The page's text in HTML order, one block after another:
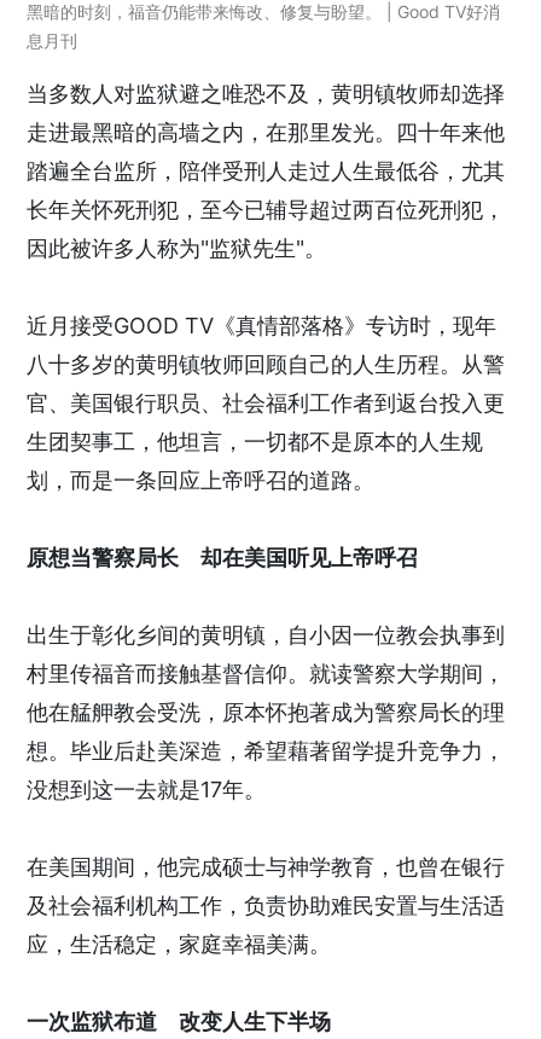
黑暗的时刻，福音仍能带来悔改、修复与盼望。 | Good TV好消
息月刊
当多数人对监狱避之唯恐不及，黄明镇牧师却选择
走进最黑暗的高墙之内，在那里发光。四十年来他
踏遍全台监所，陪伴受刑人走过人生最低谷，尤其
长年关怀死刑犯，至今已辅导超过两百位死刑犯，
因此被许多人称为"监狱先生"。
近月接受GOOD TV《真情部落格》专访时，现年
八十多岁的黄明镇牧师回顾自己的人生历程。从警
官、美国银行职员、社会福利工作者到返台投入更
生团契事工，他坦言，一切都不是原本的人生规
划，而是一条回应上帝呼召的道路。
原想当警察局长 却在美国听见上帝呼召
出生于彰化乡间的黄明镇，自小因一位教会执事到
村里传福音而接触基督信仰。就读警察大学期间，
他在艋舺教会受洗，原本怀抱著成为警察局长的理
想。毕业后赴美深造，希望藉著留学提升竞争力，
没想到这一去就是17年。
在美国期间，他完成硕士与神学教育，也曾在银行
及社会福利机构工作，负责协助难民安置与生活适
应，生活稳定，家庭幸福美满。
一次监狱布道 改变人生下半场